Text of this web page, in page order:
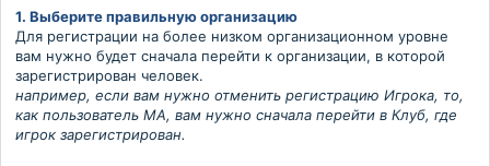
1. Выберите правильную организацию
Для регистрации на более низком организационном уровне
вам нужно будет сначала перейти к организации, в которой
зарегистрирован человек.
например, если вам нужно отменить регистрацию Игрока, то,
как пользователь MA, вам нужно сначала перейти в Клуб, где
игрок зарегистрирован.